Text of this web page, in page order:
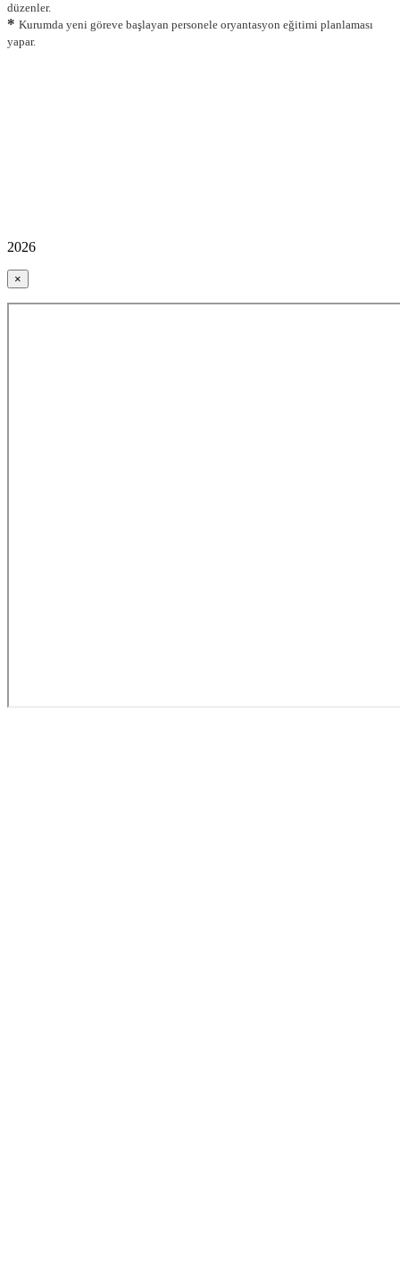
düzenler.
* Kurumda yeni göreve başlayan personele oryantasyon eğitimi planlaması
yapar.
2026
×